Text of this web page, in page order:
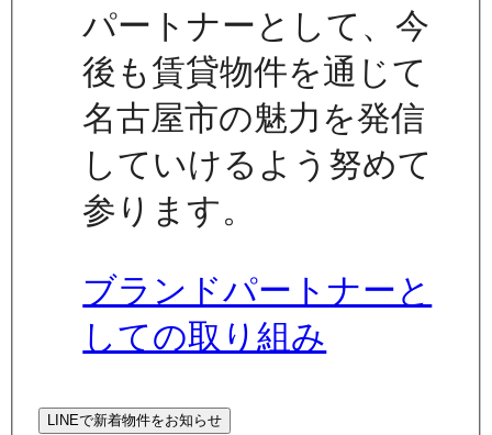
パートナーとして、今
後も賃貸物件を通じて
名古屋市の魅力を発信
していけるよう努めて
参ります。
ブランドパートナーと
しての取り組み
LINEで新着物件をお知らせ